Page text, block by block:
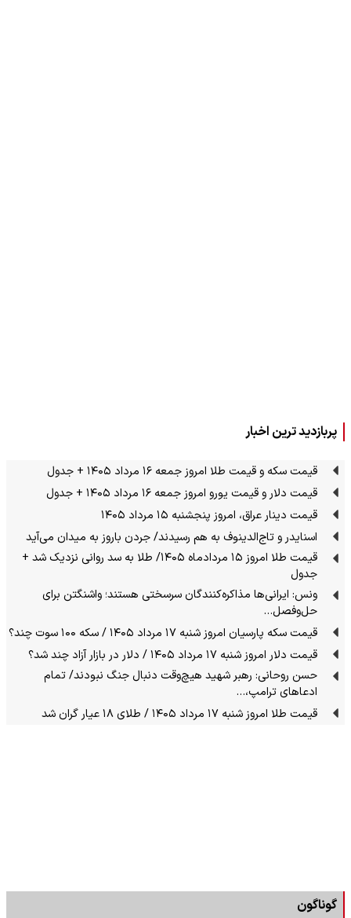
پربازدید ترین اخبار
قیمت سکه و قیمت طلا امروز جمعه ۱۶ مرداد ۱۴۰۵ + جدول
قیمت دلار و قیمت یورو امروز جمعه ۱۶ مرداد ۱۴۰۵ + جدول
قیمت دینار عراق، امروز پنجشنبه ۱۵ مرداد ۱۴۰۵
اسنایدر و تاج‌الدینوف به هم رسیدند/ جردن باروز به میدان می‌آید
قیمت طلا امروز ۱۵ مردادماه ۱۴۰۵/ طلا به سد روانی نزدیک شد +
جدول
ونس: ایرانی‌ها مذاکره‌کنندگان سرسختی هستند؛ واشنگتن برای
حل‌وفصل…
قیمت سکه پارسیان امروز شنبه ۱۷ مرداد ۱۴۰۵ / سکه ۱۰۰ سوت چند؟
قیمت دلار امروز شنبه ۱۷ مرداد ۱۴۰۵ / دلار در بازار آزاد چند شد؟
حسن روحانی: رهبر شهید هیچ‌وقت دنبال جنگ نبودند/ تمام
ادعاهای ترامپ،…
قیمت طلا امروز شنبه ۱۷ مرداد ۱۴۰۵ / طلای ۱۸ عیار گران شد
گوناگون